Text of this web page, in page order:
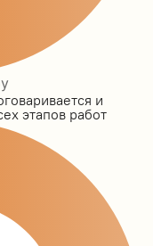
и
этапов работ